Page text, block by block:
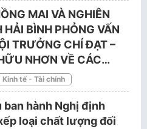
MAI VÀ NGHIÊN
HẢI BÌNH PHỎNG VẤN
TRƯỞNG CHÍ ĐẠT –
NHƠN VỀ CÁC…
Kinh tế - Tài chính
ban hành Nghị định
loại chất lượng đối